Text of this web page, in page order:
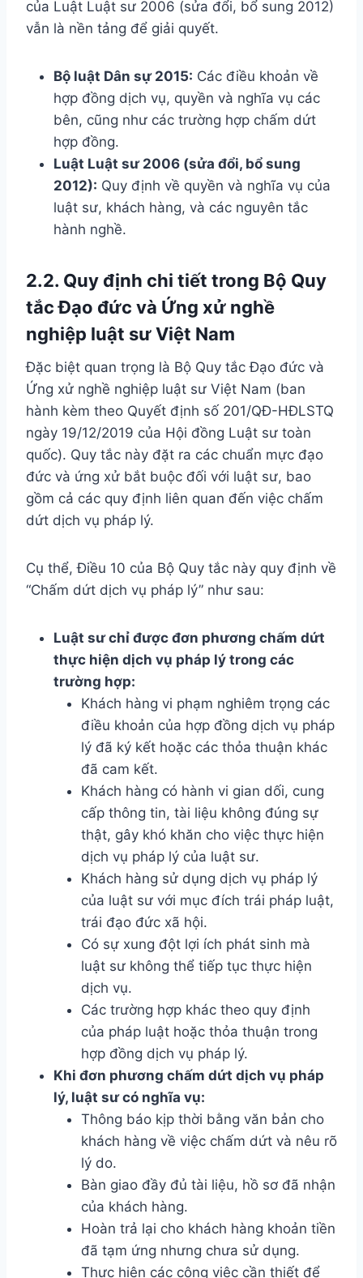
của Luật Luật sư 2006 (sửa đổi, bổ sung 2012)
vẫn là nền tảng để giải quyết.
Bộ luật Dân sự 2015: Các điều khoản về
hợp đồng dịch vụ, quyền và nghĩa vụ các
bên, cũng như các trường hợp chấm dứt
hợp đồng.
Luật Luật sư 2006 (sửa đổi, bổ sung
2012): Quy định về quyền và nghĩa vụ của
luật sư, khách hàng, và các nguyên tắc
hành nghề.
2.2. Quy định chi tiết trong Bộ Quy
tắc Đạo đức và Ứng xử nghề
nghiệp luật sư Việt Nam
Đặc biệt quan trọng là Bộ Quy tắc Đạo đức và
Ứng xử nghề nghiệp luật sư Việt Nam (ban
hành kèm theo Quyết định số 201/QĐ-HĐLSTQ
ngày 19/12/2019 của Hội đồng Luật sư toàn
quốc). Quy tắc này đặt ra các chuẩn mực đạo
đức và ứng xử bắt buộc đối với luật sư, bao
gồm cả các quy định liên quan đến việc chấm
dứt dịch vụ pháp lý.
Cụ thể, Điều 10 của Bộ Quy tắc này quy định về
“Chấm dứt dịch vụ pháp lý” như sau:
Luật sư chỉ được đơn phương chấm dứt
thực hiện dịch vụ pháp lý trong các
trường hợp:
Khách hàng vi phạm nghiêm trọng các
điều khoản của hợp đồng dịch vụ pháp
lý đã ký kết hoặc các thỏa thuận khác
đã cam kết.
Khách hàng có hành vi gian dối, cung
cấp thông tin, tài liệu không đúng sự
thật, gây khó khăn cho việc thực hiện
dịch vụ pháp lý của luật sư.
Khách hàng sử dụng dịch vụ pháp lý
của luật sư với mục đích trái pháp luật,
trái đạo đức xã hội.
Có sự xung đột lợi ích phát sinh mà
luật sư không thể tiếp tục thực hiện
dịch vụ.
Các trường hợp khác theo quy định
của pháp luật hoặc thỏa thuận trong
hợp đồng dịch vụ pháp lý.
Khi đơn phương chấm dứt dịch vụ pháp
lý, luật sư có nghĩa vụ:
Thông báo kịp thời bằng văn bản cho
khách hàng về việc chấm dứt và nêu rõ
lý do.
Bàn giao đầy đủ tài liệu, hồ sơ đã nhận
của khách hàng.
Hoàn trả lại cho khách hàng khoản tiền
đã tạm ứng nhưng chưa sử dụng.
Thực hiện các công việc cần thiết để